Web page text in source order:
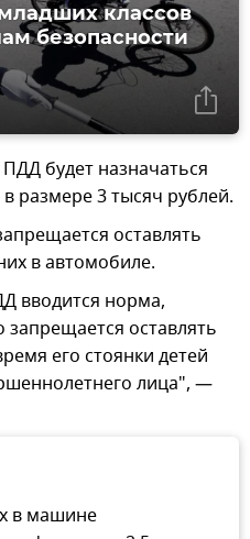
классов
безопасности
будет назначаться
размере 3 тысяч рублей.
оставлять
в автомобиле.
вводится норма,
запрещается оставлять
его стоянки детей
лица", —
в машине